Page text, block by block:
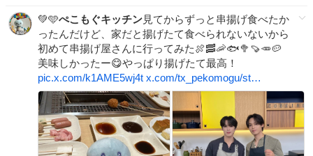
💚️🩵ぺこもぐキッチン見てからずっと串揚げ食べたか
ったんだけど、家だと揚げたて食べられないないから
初めて串揚げ屋さんに行ってみた🍖🥓🦐🐟🥦🍠🥕🥔
美味しかったー😋やっぱり揚げたて最高！
pic.x.com/k1AME5wj4t x.com/tx_pekomogu/st…